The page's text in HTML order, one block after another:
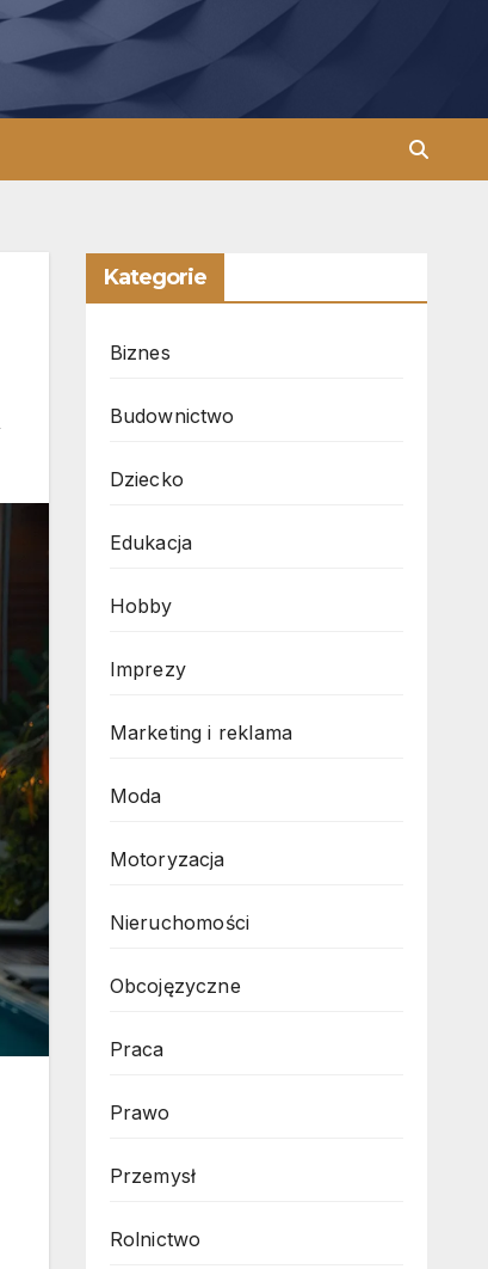
Kategorie
Biznes
Budownictwo
Dziecko
Edukacja
Hobby
Imprezy
Marketing i reklama
Moda
Motoryzacja
Nieruchomości
Obcojęzyczne
Praca
Prawo
Przemysł
Rolnictwo